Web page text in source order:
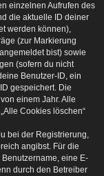
einzelnen Aufrufen des
die aktuelle ID deiner
werden können),
(zur Markierung
bist) sowie
(sofern du nicht
Benutzer-ID, ein
gespeichert. Die
einem Jahr. Alle
Cookies löschen“
bei der Registrierung,
angibst. Für die
eine E-
durch den Betreiber